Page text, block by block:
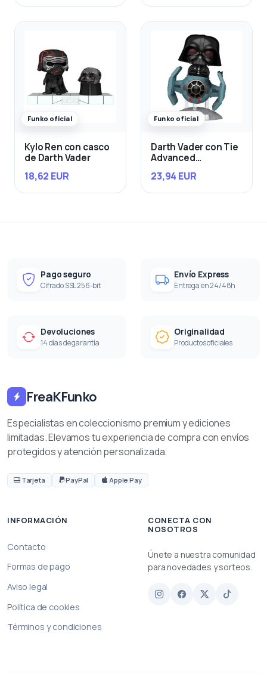
Funko oficial
Kylo Ren con casco
de Darth Vader
18,62 EUR
Funko oficial
Darth Vader con Tie
Advanced
23,94 EUR
Pago seguro
Cifrado SSL 256-bit
Envío Express
Entrega en 24/48h
Devoluciones
14 días de garantía
Originalidad
Productos oficiales
FreaKFunko
Especialistas en coleccionismo premium y ediciones
limitadas. Elevamos tu experiencia de compra con envíos
protegidos y atención personalizada.
Tarjeta PayPal Apple Pay
INFORMACIÓN
Contacto
Formas de pago
Aviso legal
Política de cookies
Términos y condiciones
CONECTA CON
NOSOTROS
Únete a nuestra comunidad
para novedades y sorteos.